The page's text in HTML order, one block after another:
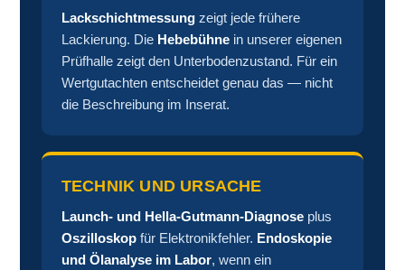
Lackschichtmessungzeigt jede frühere
Lackierung. Die Hebebühnein unserer eigenen
Prüfhalle zeigt den Unterbodenzustand. Für ein
Wertgutachten entscheidet genau das — nicht
die Beschreibung im Inserat.
TECHNIK UND URSACHE
Launch- und Hella-Gutmann-Diagnoseplus
Oszilloskopfür Elektronikfehler. Endoskopie
und Ölanalyse im Labor, wenn ein